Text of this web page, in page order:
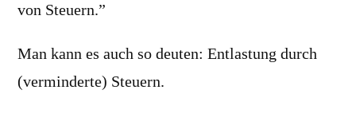
von Steuern.”
Man kann es auch so deuten: Entlastung durch
(verminderte) Steuern.